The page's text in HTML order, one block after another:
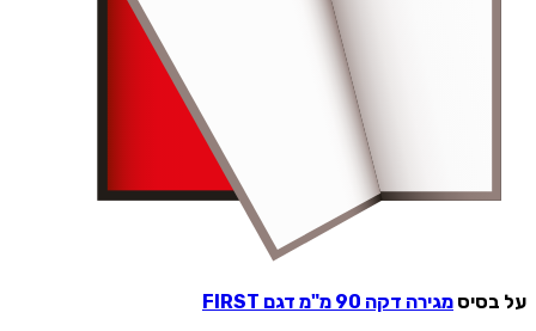
על בסיס מגירה דקה 90 מ"מ דגם FIRST